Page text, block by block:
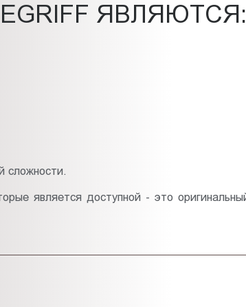
ЯВЛЯЮТСЯ:
сложности.
является доступной - это